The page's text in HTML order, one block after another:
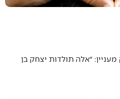
״אלה תולדות יצחק בן